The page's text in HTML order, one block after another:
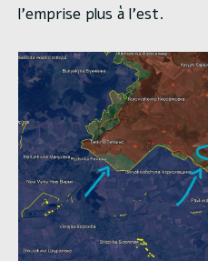
l’emprise plus à l’est.